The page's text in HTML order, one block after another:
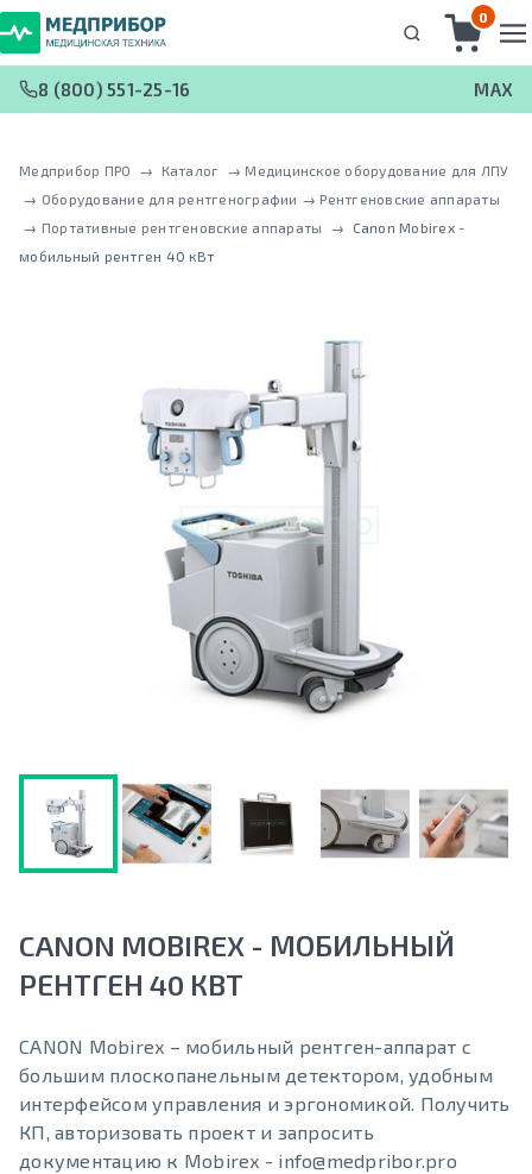
0
8 (800) 551-25-16 MAX
Медприбор ПРО → Каталог → Медицинское оборудование для ЛПУ
→ Оборудование для рентгенографии → Рентгеновские аппараты
→ Портативные рентгеновские аппараты →
Canon Mobirex -
мобильный рентген 40 кВт
CANON MOBIREX - МОБИЛЬНЫЙ
РЕНТГЕН 40 КВТ
CANON Mobirex – мобильный рентген-аппарат с
большим плоскопанельным детектором, удобным
интерфейсом управления и эргономикой. Получить
КП, авторизовать проект и запросить
документацию к Mobirex - info@medpribor.pro